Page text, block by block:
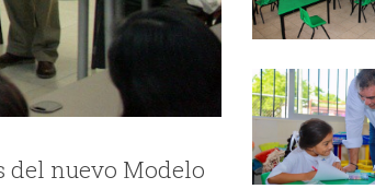
nuevo Modelo